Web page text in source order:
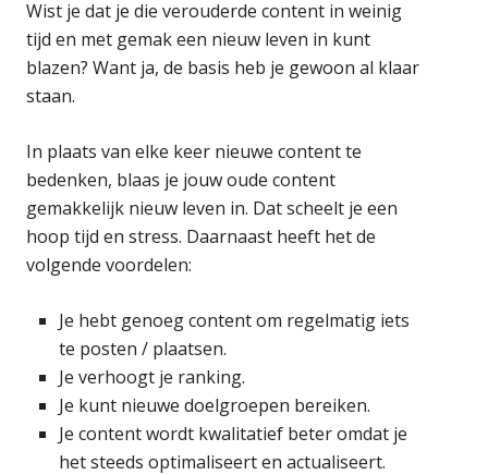
Wist je dat je die verouderde content in weinig
tijd en met gemak een nieuw leven in kunt
blazen? Want ja, de basis heb je gewoon al klaar
staan.
In plaats van elke keer nieuwe content te
bedenken, blaas je jouw oude content
gemakkelijk nieuw leven in. Dat scheelt je een
hoop tijd en stress. Daarnaast heeft het de
volgende voordelen:
Je hebt genoeg content om regelmatig iets
te posten / plaatsen.
Je verhoogt je ranking.
Je kunt nieuwe doelgroepen bereiken.
Je content wordt kwalitatief beter omdat je
het steeds optimaliseert en actualiseert.